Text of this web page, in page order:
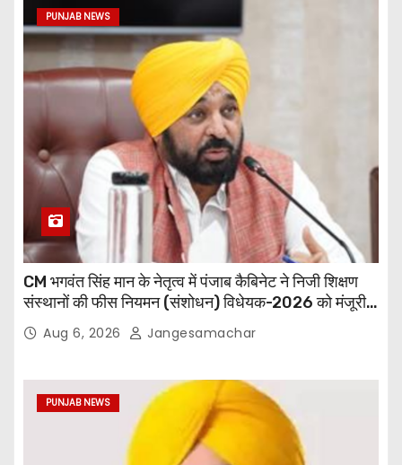
PUNJAB NEWS
CM भगवंत सिंह मान के नेतृत्व में पंजाब कैबिनेट ने निजी शिक्षण
संस्थानों की फीस नियमन (संशोधन) विधेयक-2026 को मंजूरी
दी Aug 6, 2026 Jangesamachar
PUNJAB NEWS